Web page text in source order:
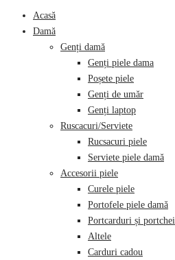
Acasă
Damă
Genți damă
Genți piele dama
Poșete piele
Genți de umăr
Genți laptop
Ruscacuri/Serviete
Rucsacuri piele
Serviete piele damă
Accesorii piele
Curele piele
Portofele piele damă
Portcarduri și portchei
Altele
Carduri cadou